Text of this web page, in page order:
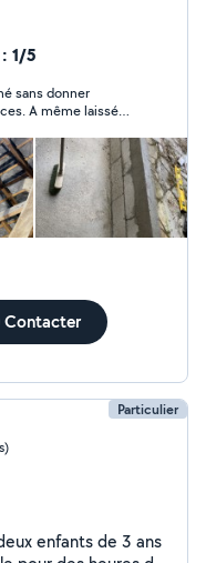
1/5
sans donner
A même laissé
Contacter
Particulier
enfants de 3 ans